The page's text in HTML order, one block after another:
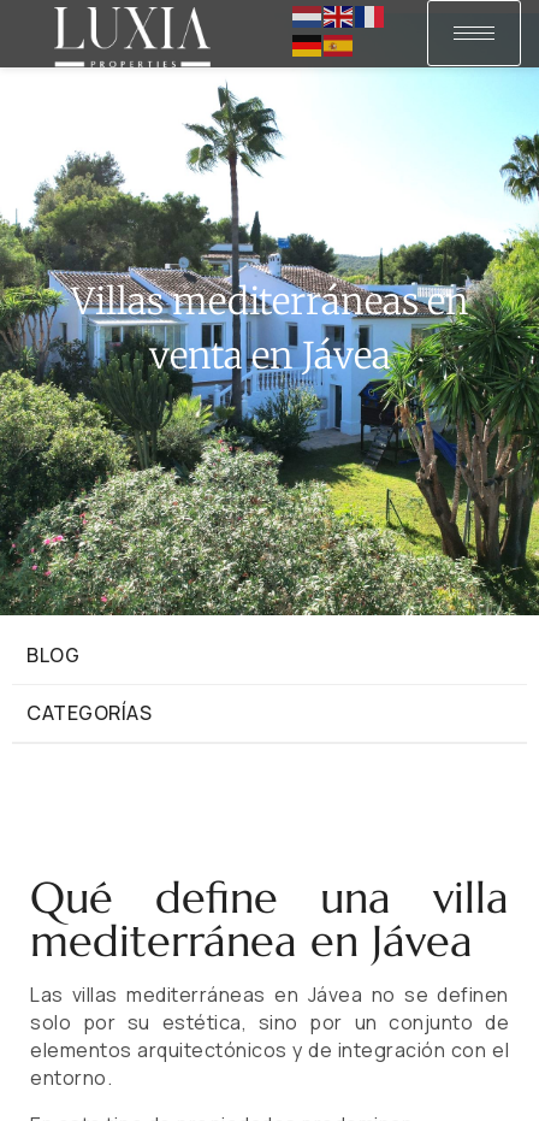
Villas mediterráneas en
venta en Jávea
BLOG
CATEGORÍAS
Qué define una villa
mediterránea en Jávea
Las villas mediterráneas en Jávea no se definen
solo por su estética, sino por un conjunto de
elementos arquitectónicos y de integración con el
entorno.